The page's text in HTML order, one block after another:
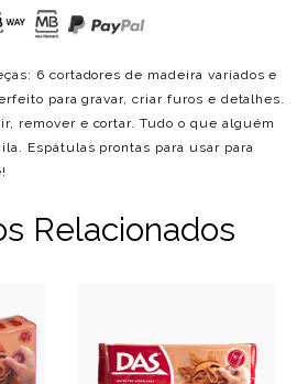
6 cortadores de madeira variados e
para gravar, criar furos e detalhes.
remover e cortar. Tudo o que alguém
Espátulas prontas para usar para
Relacionados